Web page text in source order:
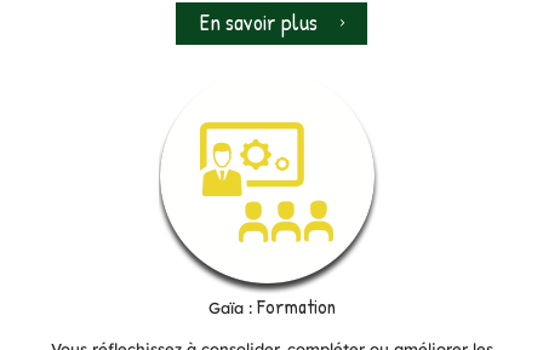
En savoir plus
Gaïa : Formation